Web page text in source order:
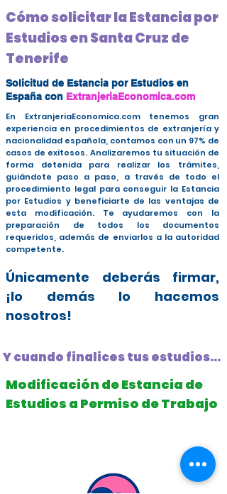
Cómo solicitar la Estancia por
Estudios en Santa Cruz de
Tenerife
Solicitud de Estancia por Estudios en
España con ExtranjeriaEconomica.com
En ExtranjeriaEconomica.com tenemos gran
experiencia en procedimientos de extranjería y
nacionalidad española, contamos con un 97% de
casos de exitosos. Analizaremos tu situación de
forma detenida para realizar los trámites,
guiándote paso a paso, a través de todo el
procedimiento legal para conseguir la Estancia
por Estudios y beneficiarte de las ventajas de
esta modificación. Te ayudaremos con la
preparación de todos los documentos
requeridos, además de enviarlos a la autoridad
competente.
Únicamente deberás firmar,
¡lo demás lo hacemos
nosotros!
Y cuando finalices tus estudios...
Modificación de Estancia de
Estudios a Permiso de Trabajo